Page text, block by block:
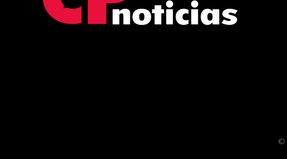
©